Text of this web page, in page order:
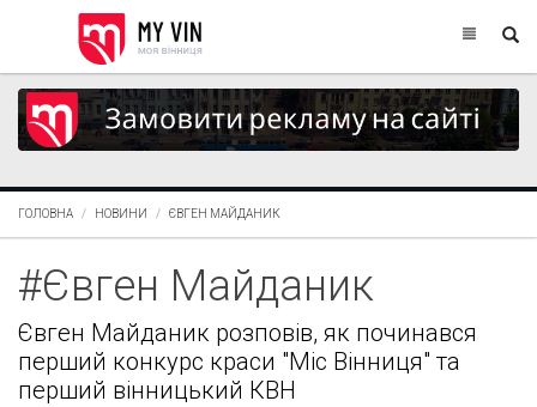
ГОЛОВНА НОВИНИ ЄВГЕН МАЙДАНИК
#Євген Майданик
Євген Майданик розповів, як починався
перший конкурс краси "Міс Вінниця" та
перший вінницький КВН